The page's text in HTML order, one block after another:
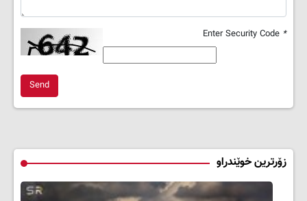
*
Send
زۆرترین خوێندراو